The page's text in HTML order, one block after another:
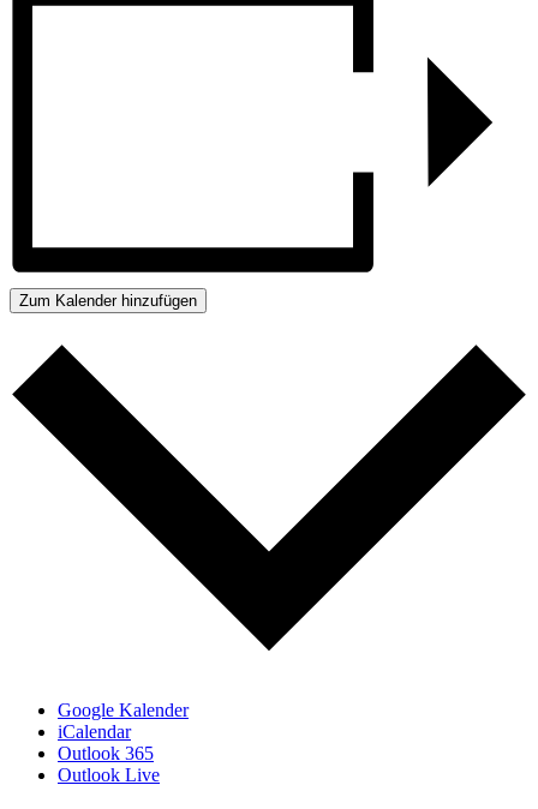
Zum Kalender hinzufügen
Google Kalender
iCalendar
Outlook 365
Outlook Live